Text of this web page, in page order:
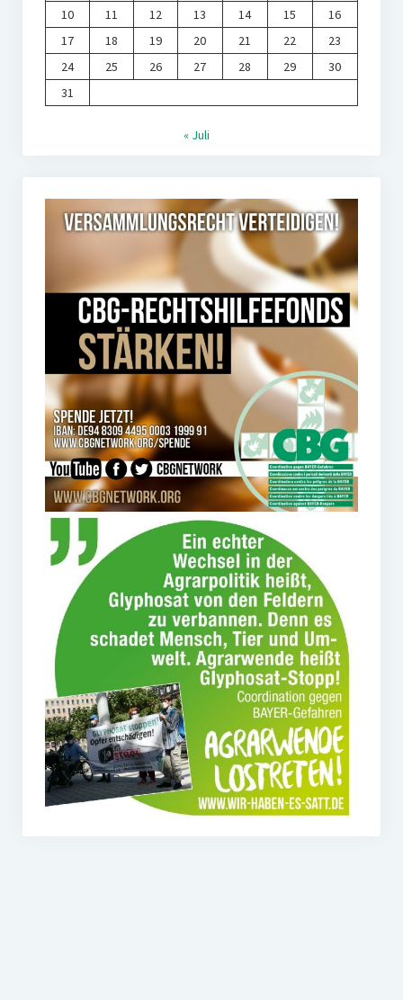
10 11 12 13 14 15
16
17
18 19 20 21 22
23
24
25 26 27 28 29
30
31
« Juli